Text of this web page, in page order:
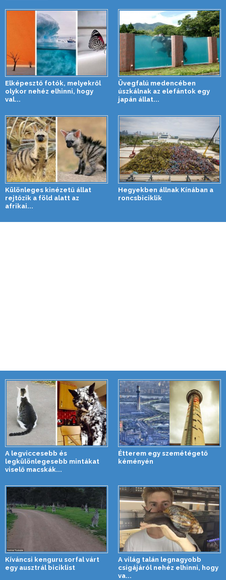
Elképesztő fotók, melyekről
olykor nehéz elhinni, hogy
val...
Üvegfalú medencében
úszkálnak az elefántok egy
japán állat...
Különleges kinézetű állat
rejtőzik a föld alatt az
afrikai...
Hegyekben állnak Kínában a
roncsbiciklik
A legviccesebb és
legkülönlegesebb mintákat
viselő macskák...
Étterem egy szemétégető
kéményén
Kíváncsi kenguru sorfal várt
egy ausztrál biciklist
A világ talán legnagyobb
csigájáról nehéz elhinni, hogy
va...